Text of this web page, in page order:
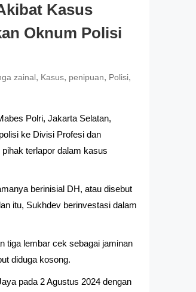
Kasus
Oknum Polisi
zainal, Kasus, penipuan, Polisi,
Polri, Jakarta Selatan,
ke Divisi Profesi dan
terlapor dalam kasus
berinisial DH, atau disebut
itu, Sukhdev berinvestasi dalam
tiga lembar cek sebagai jaminan
diduga kosong.
pada 2 Agustus 2024 dengan